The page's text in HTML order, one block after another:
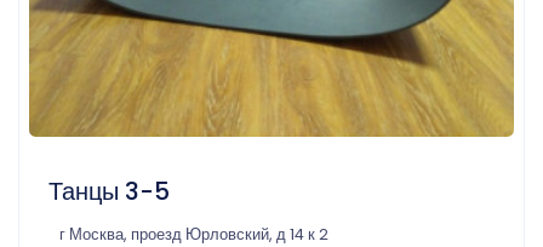
Танцы 3-5
г Москва, проезд Юрловский, д 14 к 2